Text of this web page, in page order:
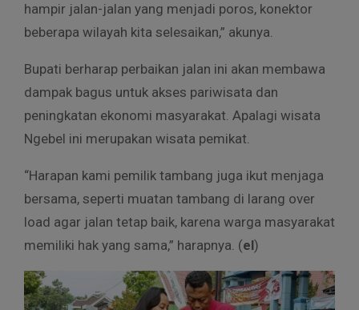
hampir jalan-jalan yang menjadi poros, konektor
beberapa wilayah kita selesaikan,” akunya.
Bupati berharap perbaikan jalan ini akan membawa
dampak bagus untuk akses pariwisata dan
peningkatan ekonomi masyarakat. Apalagi wisata
Ngebel ini merupakan wisata pemikat.
“Harapan kami pemilik tambang juga ikut menjaga
bersama, seperti muatan tambang di larang over
load agar jalan tetap baik, karena warga masyarakat
memiliki hak yang sama,” harapnya. (el)